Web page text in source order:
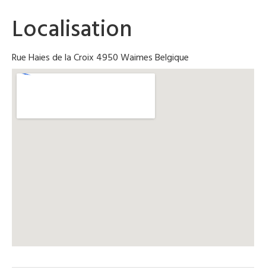
Localisation
Rue Haies de la Croix 4950 Waimes Belgique